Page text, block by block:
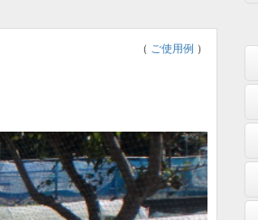
（ ご使用例 ）